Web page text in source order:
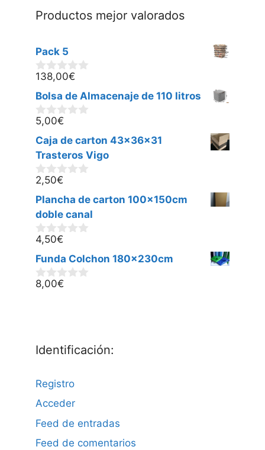
Productos mejor valorados
Pack 5
0
e
5
138,00€
Bolsa de Almacenaje de 110 litros
0
e
5
5,00€
Caja de carton 43x36x31
Trasteros Vigo
0
e
5
2,50€
Plancha de carton 100x150cm
doble canal
0
e
5
4,50€
Funda Colchon 180x230cm
0
8,00€
Identificación:
Registro
Acceder
Feed de entradas
Feed de comentarios